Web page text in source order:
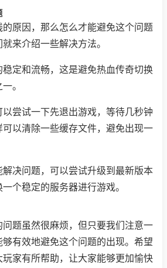
原因，那么怎么才能避免这个问题
来介绍一些解决方法。
定和流畅，这是避免热血传奇切换
。
尝试一下先退出游戏，等待几秒钟
以清除一些缓存文件，避免出现一
决问题，可以尝试升级到最新版本
个稳定的服务器进行游戏。
题虽然很麻烦，但只要我们注意一
有效地避免这个问题的出现。希望
家有所帮助，让大家能够更加愉快